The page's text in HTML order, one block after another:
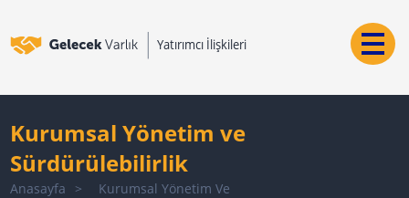
Kurumsal Yönetim ve
Sürdürülebilirlik
Anasayfa
Kurumsal Yönetim Ve